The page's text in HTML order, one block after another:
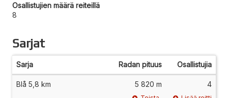
Osallistujien määrä reiteillä
8
Sarjat
Sarja Radan pituus Osallistujia
Blå 5,8 km 5 820 m 4